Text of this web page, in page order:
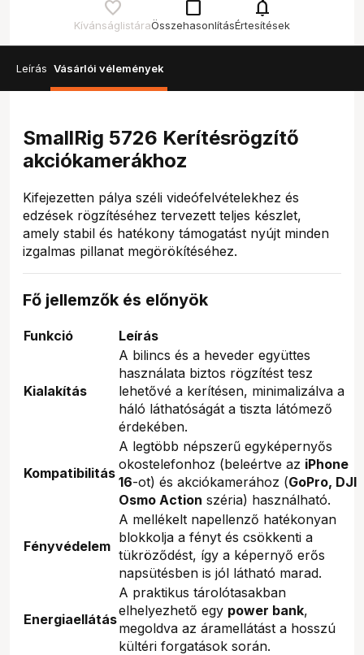
Kívánságlistára
check_box_outline_blank
Összehasonlítás
notifications
Értesítések
Leírás Vásárlói vélemények
SmallRig 5726 Kerítésrögzítő
akciókamerákhoz
Kifejezetten pálya széli videófelvételekhez és
edzések rögzítéséhez tervezett teljes készlet,
amely stabil és hatékony támogatást nyújt minden
izgalmas pillanat megörökítéséhez.
Fő jellemzők és előnyök
Funkció Leírás
Kialakítás
A bilincs és a heveder együttes
használata biztos rögzítést tesz
lehetővé a kerítésen, minimalizálva a
háló láthatóságát a tiszta látómező
érdekében.
Kompatibilitás
A legtöbb népszerű egyképernyős
okostelefonhoz (beleértve az iPhone
16-ot) és akciókamerához (GoPro, DJI
Osmo Action széria) használható.
Fényvédelem
A mellékelt napellenző hatékonyan
blokkolja a fényt és csökkenti a
tükröződést, így a képernyő erős
napsütésben is jól látható marad.
Energiaellátás
A praktikus tárolótasakban
elhelyezhető egy power bank,
megoldva az áramellátást a hosszú
kültéri forgatások során.